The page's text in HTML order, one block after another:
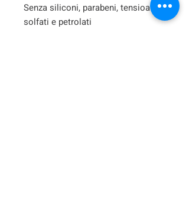
Senza siliconi, parabeni, tensioattivi
solfati e petrolati